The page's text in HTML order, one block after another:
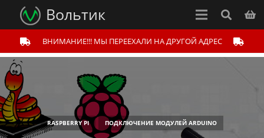
Вольтик
ВНИМАНИЕ!!! МЫ ПЕРЕЕХАЛИ НА ДРУГОЙ АДРЕС
RASPBERRY PI ПОДКЛЮЧЕНИЕ МОДУЛЕЙ ARDUINO